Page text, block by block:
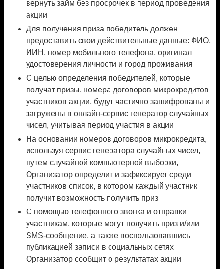
вернуть займ без просрочек в период проведения
акции
Для получения приза победитель должен
предоставить свои действительные данные: ФИО,
ИИН, номер мобильного телефона, оригинал
удостоверения личности и город проживания
С целью определения победителей, которые
получат призы, номера договоров микрокредитов
участников акции, будут частично зашифрованы и
загружены в онлайн-сервис генератор случайных
чисел, учитывая период участия в акции
На основании номеров договоров микрокредита,
используя сервис генератора случайных чисел,
путем случайной компьютерной выборки,
Организатор определит и зафиксирует среди
участников список, в котором каждый участник
получит возможность получить приз
С помощью телефонного звонка и отправки
участникам, которые могут получить приз и/или
SMS-сообщение, а также воспользовавшись
публикацией записи в социальных сетях
Организатор сообщит о результатах акции